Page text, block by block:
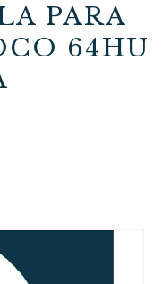
PARA
64HU